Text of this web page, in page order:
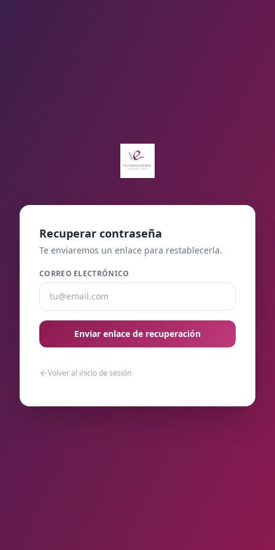
Recuperar contraseña
Te enviaremos un enlace para restablecerla.
CORREO ELECTRÓNICO
Enviar enlace de recuperación
Volver al inicio de sesión